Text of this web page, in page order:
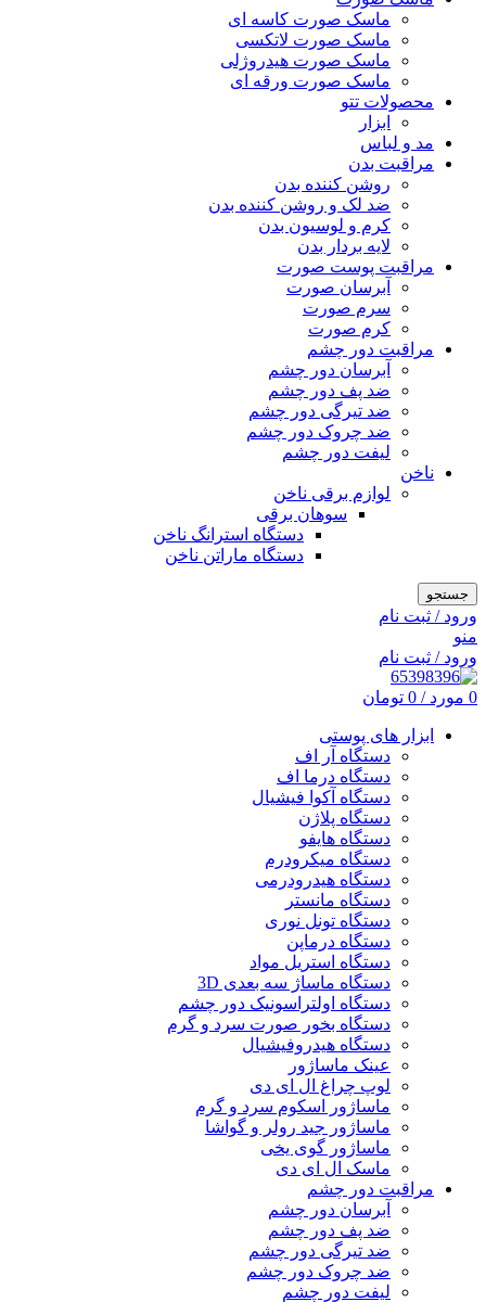
ماسک صورت کاسه ای
ماسک صورت لاتکسی
ماسک صورت هیدروژلی
ماسک صورت ورقه ای
محصولات تتو
ابزار
مد و لباس
مراقبت بدن
روشن کننده بدن
ضد لک و روشن کننده بدن
کرم و لوسیون بدن
لایه بردار بدن
مراقبت پوست صورت
آبرسان صورت
سرم صورت
کرم صورت
مراقبت دور چشم
آبرسان دور چشم
ضد پف دور چشم
ضد تیرگی دور چشم
ضد چروک دور چشم
لیفت دور چشم
ناخن
لوازم برقی ناخن
سوهان برقی
دستگاه استرانگ ناخن
دستگاه ماراتن ناخن
جستجو
ورود / ثبت نام
منو
ورود / ثبت نام
0 مورد /
0 تومان
ابزار های پوستی
دستگاه آر اف
دستگاه درما اف
دستگاه آکوا فیشیال
دستگاه پلاژن
دستگاه هایفو
دستگاه میکرودرم
دستگاه هیدرودرمی
دستگاه مانستر
دستگاه تونل نوری
دستگاه درماپن
دستگاه استریل مواد
دستگاه ماساژ سه بعدی 3D
دستگاه اولتراسونیک دور چشم
دستگاه بخور صورت سرد و گرم
دستگاه هیدروفیشیال
عینک ماساژور
لوپ چراغ ال ای دی
ماساژور اسکوم سرد و گرم
ماساژور جید رولر و گواشا
ماساژور گوی یخی
ماسک ال ای دی
مراقبت دور چشم
آبرسان دور چشم
ضد پف دور چشم
ضد تیرگی دور چشم
ضد چروک دور چشم
لیفت دور چشم